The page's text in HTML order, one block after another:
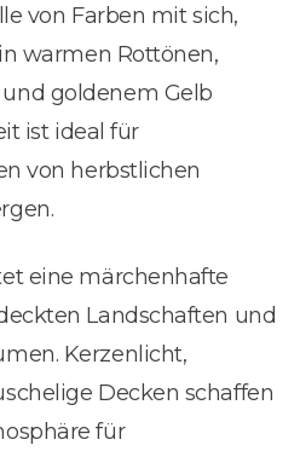
von Farben mit sich,
warmen Rottönen,
goldenem Gelb
ist ideal für
von herbstlichen
eine märchenhafte
Landschaften und
Kerzenlicht,
Decken schaffen
für